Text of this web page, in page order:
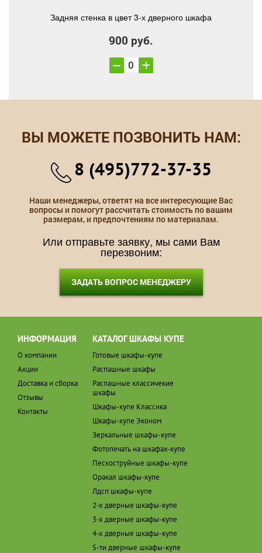
Задняя стенка в цвет 3-х дверного шкафа
900 руб.
ВЫ МОЖЕТЕ ПОЗВОНИТЬ НАМ:
8 (495)772-37-35
Наши менеджеры, ответят на все интересующие Вас
вопросы и помогут рассчитать стоимость по вашим
размерам, и предпочтениям по материалам.
Или отправьте заявку, мы сами Вам
перезвоним:
ЗАДАТЬ ВОПРОС МЕНЕДЖЕРУ
ИНФОРМАЦИЯ
О компании
Акции
Доставка и сборка
Отзывы
Контакты
КАТАЛОГ ШКАФЫ КУПЕ
Готовые шкафы-купе
Распашные шкафы
Распашные классичекие
шкафы
Шкафы-купе Классика
Шкафы-купе Эконом
Зеркальные шкафы-купе
Фотопечать на шкафах-купе
Пескоструйные шкафы-купе
Оракал шкафы-купе
Лдсп шкафы-купе
2-х дверные шкафы-купе
3-х дверные шкафы-купе
4-х дверные шкафы-купе
5-ти дверные шкафы-купе